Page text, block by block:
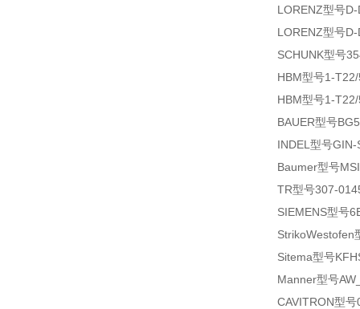
LORENZ型号
LORENZ型号
SCHUNK型号
HBM型号1-
HBM型号1-
BAUER型号
INDEL型号
Baumer型号
TR型号307-
SIEMENS型号
StrikoWestofen
Sitema型号
Manner型号
CAVITRON型